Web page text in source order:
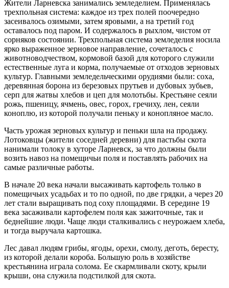
Жители Ларневска занимались земледелием. Применялась
трехпольная система: каждое из трех полей поочередно
засеивалось озимыми, затем яровыми, а на третий год
оставалось под паром. И содержалось в рыхлом, чистом от
сорняков состоянии. Трехпольная система земледелия носила
ярко выраженное зерновое направление, сочеталось с
животноводчеством, кормовой базой для которого служили
естественные луга и корма, получаемые от отходов зерновых
культур. Главными земледельческими орудиями были: соха,
деревянная борона из березовых прутьев и дубовых зубьев,
серп для жатвы хлебов и цеп для молотьбы. Крестьяне сеяли
рожь, пшеницу, ячмень, овес, горох, гречиху, лен, сеяли
коноплю, из которой получали пеньку и конопляное масло.
Часть урожая зерновых культур и пеньки шла на продажу.
Лотоковцы (жители соседней деревни) для пастьбы скота
нанимали толоку в хуторе Ларневск, за что должны были
возить навоз на помещичьи поля и поставлять рабочих на
самые различные работы.
В начале 20 века начали высаживать картофель только в
помещичьих усадьбах и то по одной, по две грядки, а через 20
лет стали выращивать под соху площадями. В середине 19
века засаживали картофелем поля как зажиточные, так и
беднейшие люди. Чаще люди сталкивались с неурожаем хлеба,
и тогда выручала картошка.
Лес давал людям грибы, ягоды, орехи, смолу, деготь, бересту,
из которой делали короба. Большую роль в хозяйстве
крестьянина играла солома. Ее скармливали скоту, крыли
крыши, она служила подстилкой для скота.